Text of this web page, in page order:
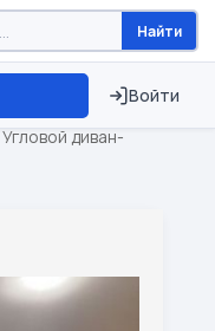
Найти
Войти
⏱ ТОЛЬКО 15 ДНЕЙ
Угловой диван-